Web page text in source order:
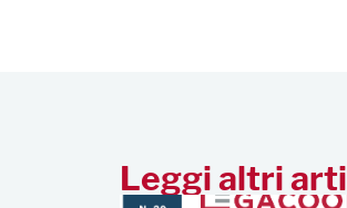
Leggi altri